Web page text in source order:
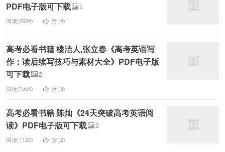
PDF电子版可下载
2
阅读(2934) 赞 (4)
高考必看书籍 楼洁人,张立春《高考英语写
作：读后续写技巧与素材大全》PDF电子版
可下载
2
阅读(1550) 赞 (3)
高考必看书籍 陈灿《24天突破高考英语阅
读》PDF电子版可下载
2
阅读(1120) 赞 (2)